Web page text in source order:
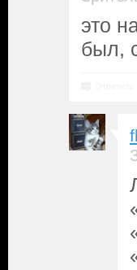
это
был,